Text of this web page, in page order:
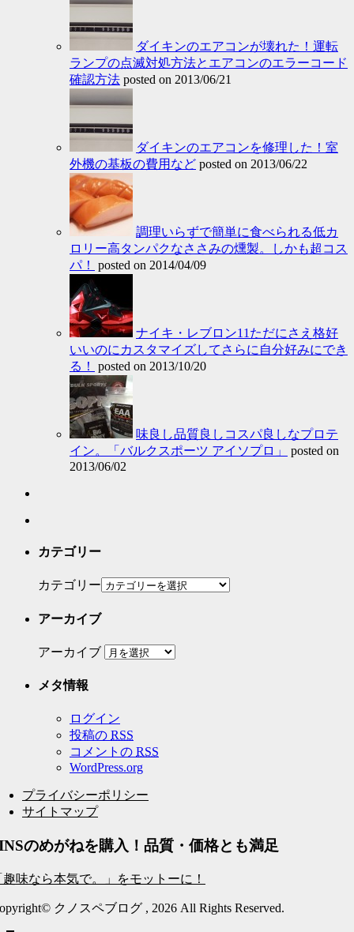
ダイキンのエアコンが壊れた！運転
ランプの点滅対処方法とエアコンのエラーコード
確認方法 posted on 2013/06/21
ダイキンのエアコンを修理した！室
外機の基板の費用など posted on 2013/06/22
調理いらずで簡単に食べられる低カ
ロリー高タンパクなささみの燻製。しかも超コス
パ！
posted on 2014/04/09
ナイキ・レブロン11ただにさえ格好
いいのにカスタマイズしてさらに自分好みにでき
る！
posted on 2013/10/20
味良し品質良しコスパ良しなプロテ
イン。「バルクスポーツ アイソプロ」
posted on
2013/06/02
カテゴリー
カテゴリー
アーカイブ
アーカイブ
メタ情報
ログイン
投稿の RSS
コメントの RSS
WordPress.org
プライバシーポリシー
サイトマップ
のめがねを購入！品質・価格とも満足
趣味なら本気で。」をモットーに！
クノスペブログ , 2026 All Rights Reserved.